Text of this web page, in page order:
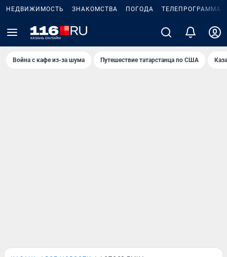
НЕДВИЖИМОСТЬ ЗНАКОМСТВА ПОГОДА ТЕЛЕПРОГРАММА
Война с кафе из-за шума Путешествие татарстанца по США